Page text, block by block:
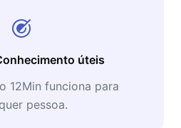
úteis
12Min funciona para
pessoa.